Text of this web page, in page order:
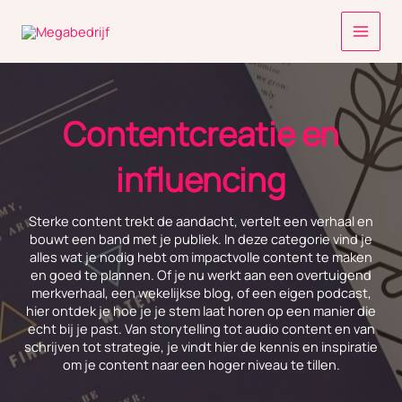
naar
inhoud
Contentcreatie en
influencing
Sterke content trekt de aandacht, vertelt een verhaal en
bouwt een band met je publiek. In deze categorie vind je
alles wat je nodig hebt om impactvolle content te maken
en goed te plannen. Of je nu werkt aan een overtuigend
merkverhaal, een wekelijkse blog, of een eigen podcast,
hier ontdek je hoe je je stem laat horen op een manier die
echt bij je past. Van storytelling tot audio content en van
schrijven tot strategie, je vindt hier de kennis en inspiratie
om je content naar een hoger niveau te tillen.